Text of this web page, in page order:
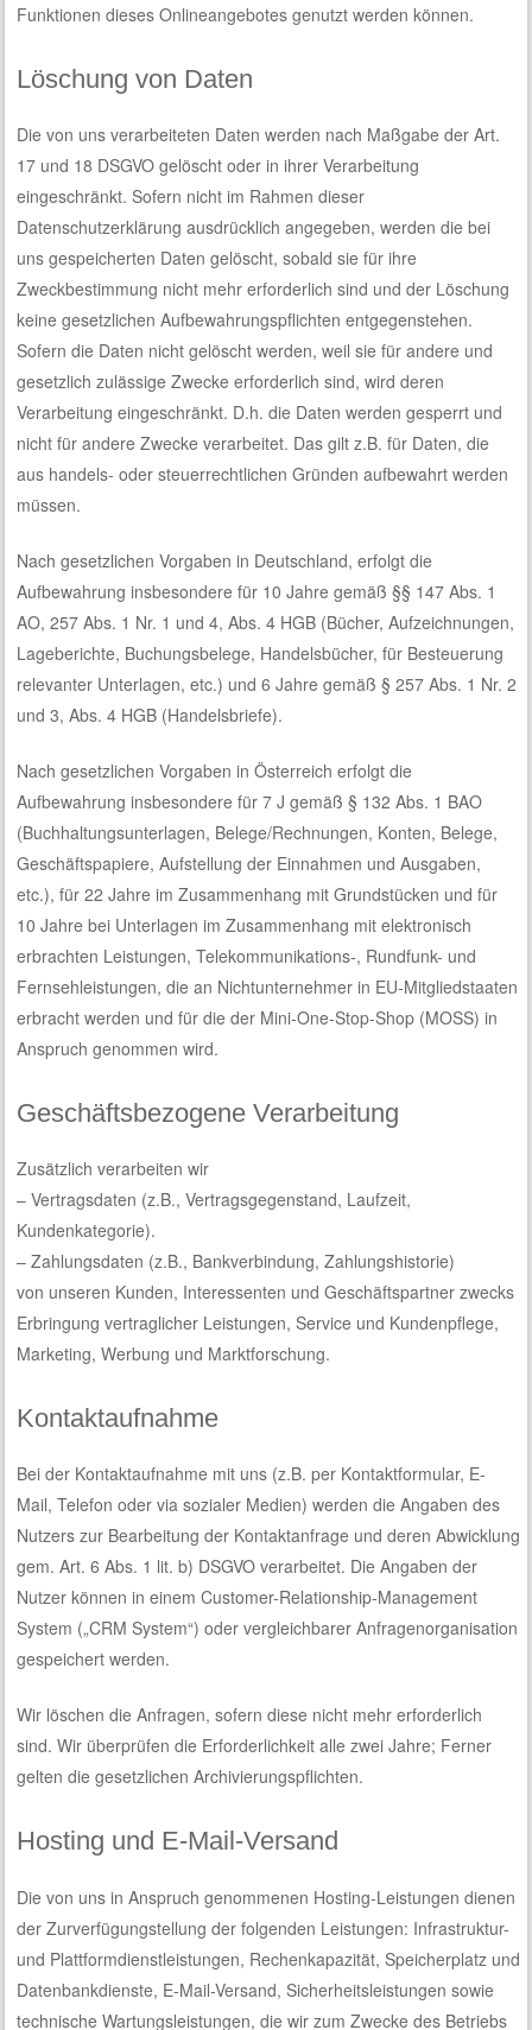
Funktionen dieses Onlineangebotes genutzt werden können.
Löschung von Daten
Die von uns verarbeiteten Daten werden nach Maßgabe der Art.
17 und 18 DSGVO gelöscht oder in ihrer Verarbeitung
eingeschränkt. Sofern nicht im Rahmen dieser
Datenschutzerklärung ausdrücklich angegeben, werden die bei
uns gespeicherten Daten gelöscht, sobald sie für ihre
Zweckbestimmung nicht mehr erforderlich sind und der Löschung
keine gesetzlichen Aufbewahrungspflichten entgegenstehen.
Sofern die Daten nicht gelöscht werden, weil sie für andere und
gesetzlich zulässige Zwecke erforderlich sind, wird deren
Verarbeitung eingeschränkt. D.h. die Daten werden gesperrt und
nicht für andere Zwecke verarbeitet. Das gilt z.B. für Daten, die
aus handels- oder steuerrechtlichen Gründen aufbewahrt werden
müssen.
Nach gesetzlichen Vorgaben in Deutschland, erfolgt die
Aufbewahrung insbesondere für 10 Jahre gemäß §§ 147 Abs. 1
AO, 257 Abs. 1 Nr. 1 und 4, Abs. 4 HGB (Bücher, Aufzeichnungen,
Lageberichte, Buchungsbelege, Handelsbücher, für Besteuerung
relevanter Unterlagen, etc.) und 6 Jahre gemäß § 257 Abs. 1 Nr. 2
und 3, Abs. 4 HGB (Handelsbriefe).
Nach gesetzlichen Vorgaben in Österreich erfolgt die
Aufbewahrung insbesondere für 7 J gemäß § 132 Abs. 1 BAO
(Buchhaltungsunterlagen, Belege/Rechnungen, Konten, Belege,
Geschäftspapiere, Aufstellung der Einnahmen und Ausgaben,
etc.), für 22 Jahre im Zusammenhang mit Grundstücken und für
10 Jahre bei Unterlagen im Zusammenhang mit elektronisch
erbrachten Leistungen, Telekommunikations-, Rundfunk- und
Fernsehleistungen, die an Nichtunternehmer in EU-Mitgliedstaaten
erbracht werden und für die der Mini-One-Stop-Shop (MOSS) in
Anspruch genommen wird.
Geschäftsbezogene Verarbeitung
Zusätzlich verarbeiten wir
– Vertragsdaten (z.B., Vertragsgegenstand, Laufzeit,
Kundenkategorie).
– Zahlungsdaten (z.B., Bankverbindung, Zahlungshistorie)
von unseren Kunden, Interessenten und Geschäftspartner zwecks
Erbringung vertraglicher Leistungen, Service und Kundenpflege,
Marketing, Werbung und Marktforschung.
Kontaktaufnahme
Bei der Kontaktaufnahme mit uns (z.B. per Kontaktformular, E-
Mail, Telefon oder via sozialer Medien) werden die Angaben des
Nutzers zur Bearbeitung der Kontaktanfrage und deren Abwicklung
gem. Art. 6 Abs. 1 lit. b) DSGVO verarbeitet. Die Angaben der
Nutzer können in einem Customer-Relationship-Management
System („CRM System“) oder vergleichbarer Anfragenorganisation
gespeichert werden.
Wir löschen die Anfragen, sofern diese nicht mehr erforderlich
sind. Wir überprüfen die Erforderlichkeit alle zwei Jahre; Ferner
gelten die gesetzlichen Archivierungspflichten.
Hosting und E-Mail-Versand
Die von uns in Anspruch genommenen Hosting-Leistungen dienen
der Zurverfügungstellung der folgenden Leistungen: Infrastruktur-
und Plattformdienstleistungen, Rechenkapazität, Speicherplatz und
Datenbankdienste, E-Mail-Versand, Sicherheitsleistungen sowie
technische Wartungsleistungen, die wir zum Zwecke des Betriebs